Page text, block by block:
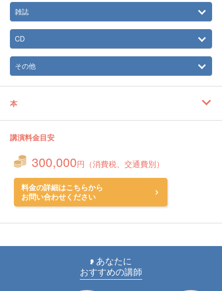
9月、東京スカイツリープラネタリウム「天空」（コニカミ
ノルタ）｢フィンランド～オーロラの詩｣（上映番組）にて
｢Gifts from Angels｣（歌・作曲・編曲）楽曲提供。（～
2015年3月）
10月、スターデジオ・音妃監修チャンネルスタート。【リ
ラックスサウンド/441ch】【癒しの音楽/481ch】
2015年
1月、楽園の舞DVD＆わの舞CDブック（千賀一生著）にて
天の舞BGM提供。
3月、『ハートの扉を開く倍音CDブック』（音妃著・ヒカ
8月・9月、「関口知宏のヨーロッパ鉄道の旅」NHK BSプレ
雑誌
CD
その他
本
講演料金目安
300,000円（消費税、交通費別）
料金の詳細はこちらから
お問い合わせください
あなたに
おすすめの講師